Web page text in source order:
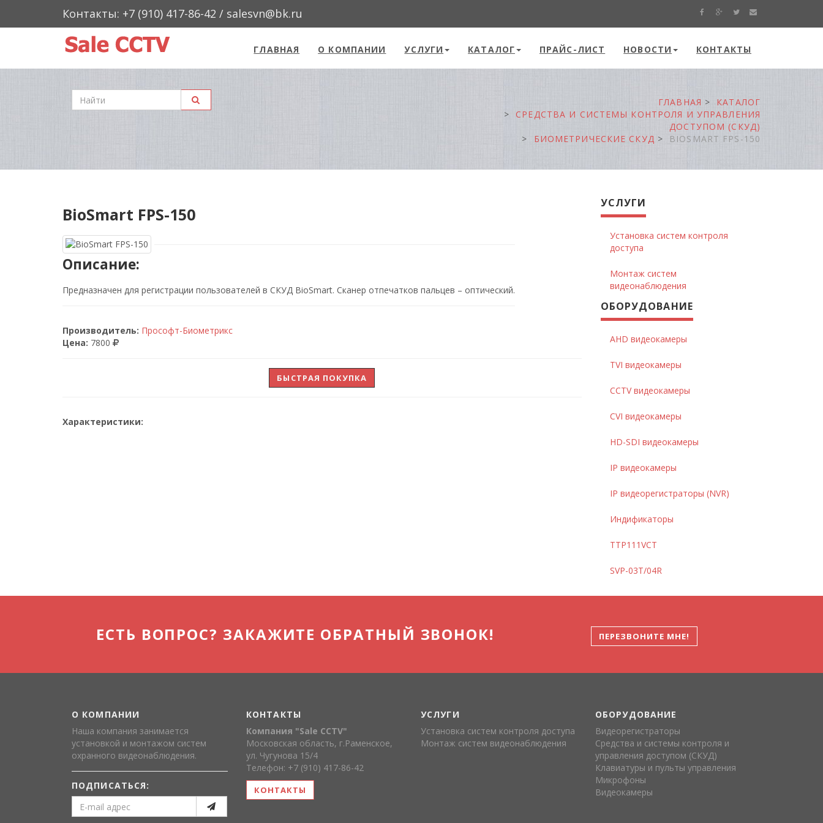
Контакты: +7 (910) 417-86-42 / salesvn@bk.ru
CCTV"
ГЛАВНАЯ О КОМПАНИИ УСЛУГИ КАТАЛОГ ПРАЙС-ЛИСТ НОВОСТИ КОНТАКТЫ
ГЛАВНАЯ
КАТАЛОГ
СРЕДСТВА И СИСТЕМЫ КОНТРОЛЯ И УПРАВЛЕНИЯ
ДОСТУПОМ (СКУД)
БИОМЕТРИЧЕСКИЕ СКУД
BIOSMART FPS-150
BioSmart FPS-150
Описание:
Предназначен для регистрации пользователей в СКУД BioSmart. Сканер отпечатков пальцев – оптический.
Производитель: Прософт-Биометрикс
Цена: 7800
БЫСТРАЯ ПОКУПКА
Характеристики:
УСЛУГИ
Установка систем контроля
доступа
Монтаж систем
видеонаблюдения
ОБОРУДОВАНИЕ
AHD видеокамеры
TVI видеокамеры
CCTV видеокамеры
CVI видеокамеры
HD-SDI видеокамеры
IP видеокамеры
IP видеорегистраторы (NVR)
Индификаторы
TTP111VCT
SVP-03T/04R
ЕСТЬ ВОПРОС? ЗАКАЖИТЕ ОБРАТНЫЙ ЗВОНОК! ПЕРЕЗВОНИТЕ МНЕ!
О КОМПАНИИ
Наша компания занимается
установкой и монтажом систем
охранного видеонаблюдения.
ПОДПИСАТЬСЯ:
КОНТАКТЫ
Компания "Sale CCTV"
Московская область, г.Раменское,
ул. Чугунова 15/4
Телефон: +7 (910) 417-86-42
КОНТАКТЫ
УСЛУГИ
Установка систем контроля доступа
Монтаж систем видеонаблюдения
ОБОРУДОВАНИЕ
Видеорегистраторы
Средства и системы контроля и
управления доступом (СКУД)
Клавиатуры и пульты управления
Микрофоны
Видеокамеры